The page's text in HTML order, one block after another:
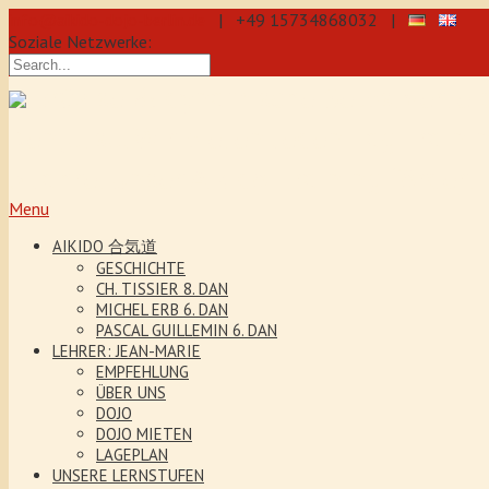
| +49 15734868032 |
Soziale Netzwerke:
Menu
AIKIDO 合気道
GESCHICHTE
CH. TISSIER 8. DAN
MICHEL ERB 6. DAN
PASCAL GUILLEMIN 6. DAN
LEHRER: JEAN-MARIE
EMPFEHLUNG
ÜBER UNS
DOJO
DOJO MIETEN
LAGEPLAN
UNSERE LERNSTUFEN